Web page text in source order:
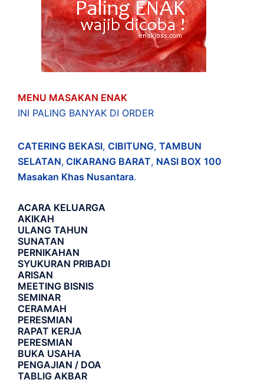
MENU MASAKAN ENAK
INI PALING BANYAK DI ORDER
CATERING BEKASI, CIBITUNG, TAMBUN
SELATAN, CIKARANG BARAT, NASI BOX 100
Masakan Khas Nusantara.
ACARA KELUARGA
AKIKAH
ULANG TAHUN
SUNATAN
PERNIKAHAN
SYUKURAN PRIBADI
ARISAN
MEETING BISNIS
SEMINAR
CERAMAH
PERESMIAN
RAPAT KERJA
PERESMIAN
BUKA USAHA
PENGAJIAN / DOA
TABLIG AKBAR